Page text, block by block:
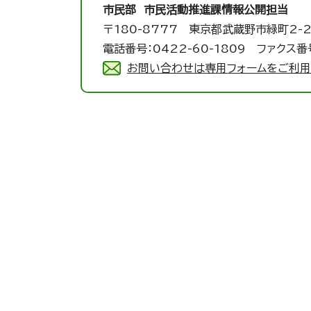
市民部 市民活動推進課情報公開担当
〒180-8777 東京都武蔵野市緑町2-
電話番号：0422-60-1809 ファクス
お問い合わせは専用フォームをご利用